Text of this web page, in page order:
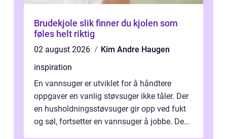
Brudekjole slik finner du kjolen som
føles helt riktig
02 august 2026
Kim Andre Haugen
inspiration
En vannsuger er utviklet for å håndtere
oppgaver en vanlig støvsuger ikke tåler. Der
en husholdningsstøvsuger gir opp ved fukt
og søl, fortsetter en vannsuger å jobbe. Den